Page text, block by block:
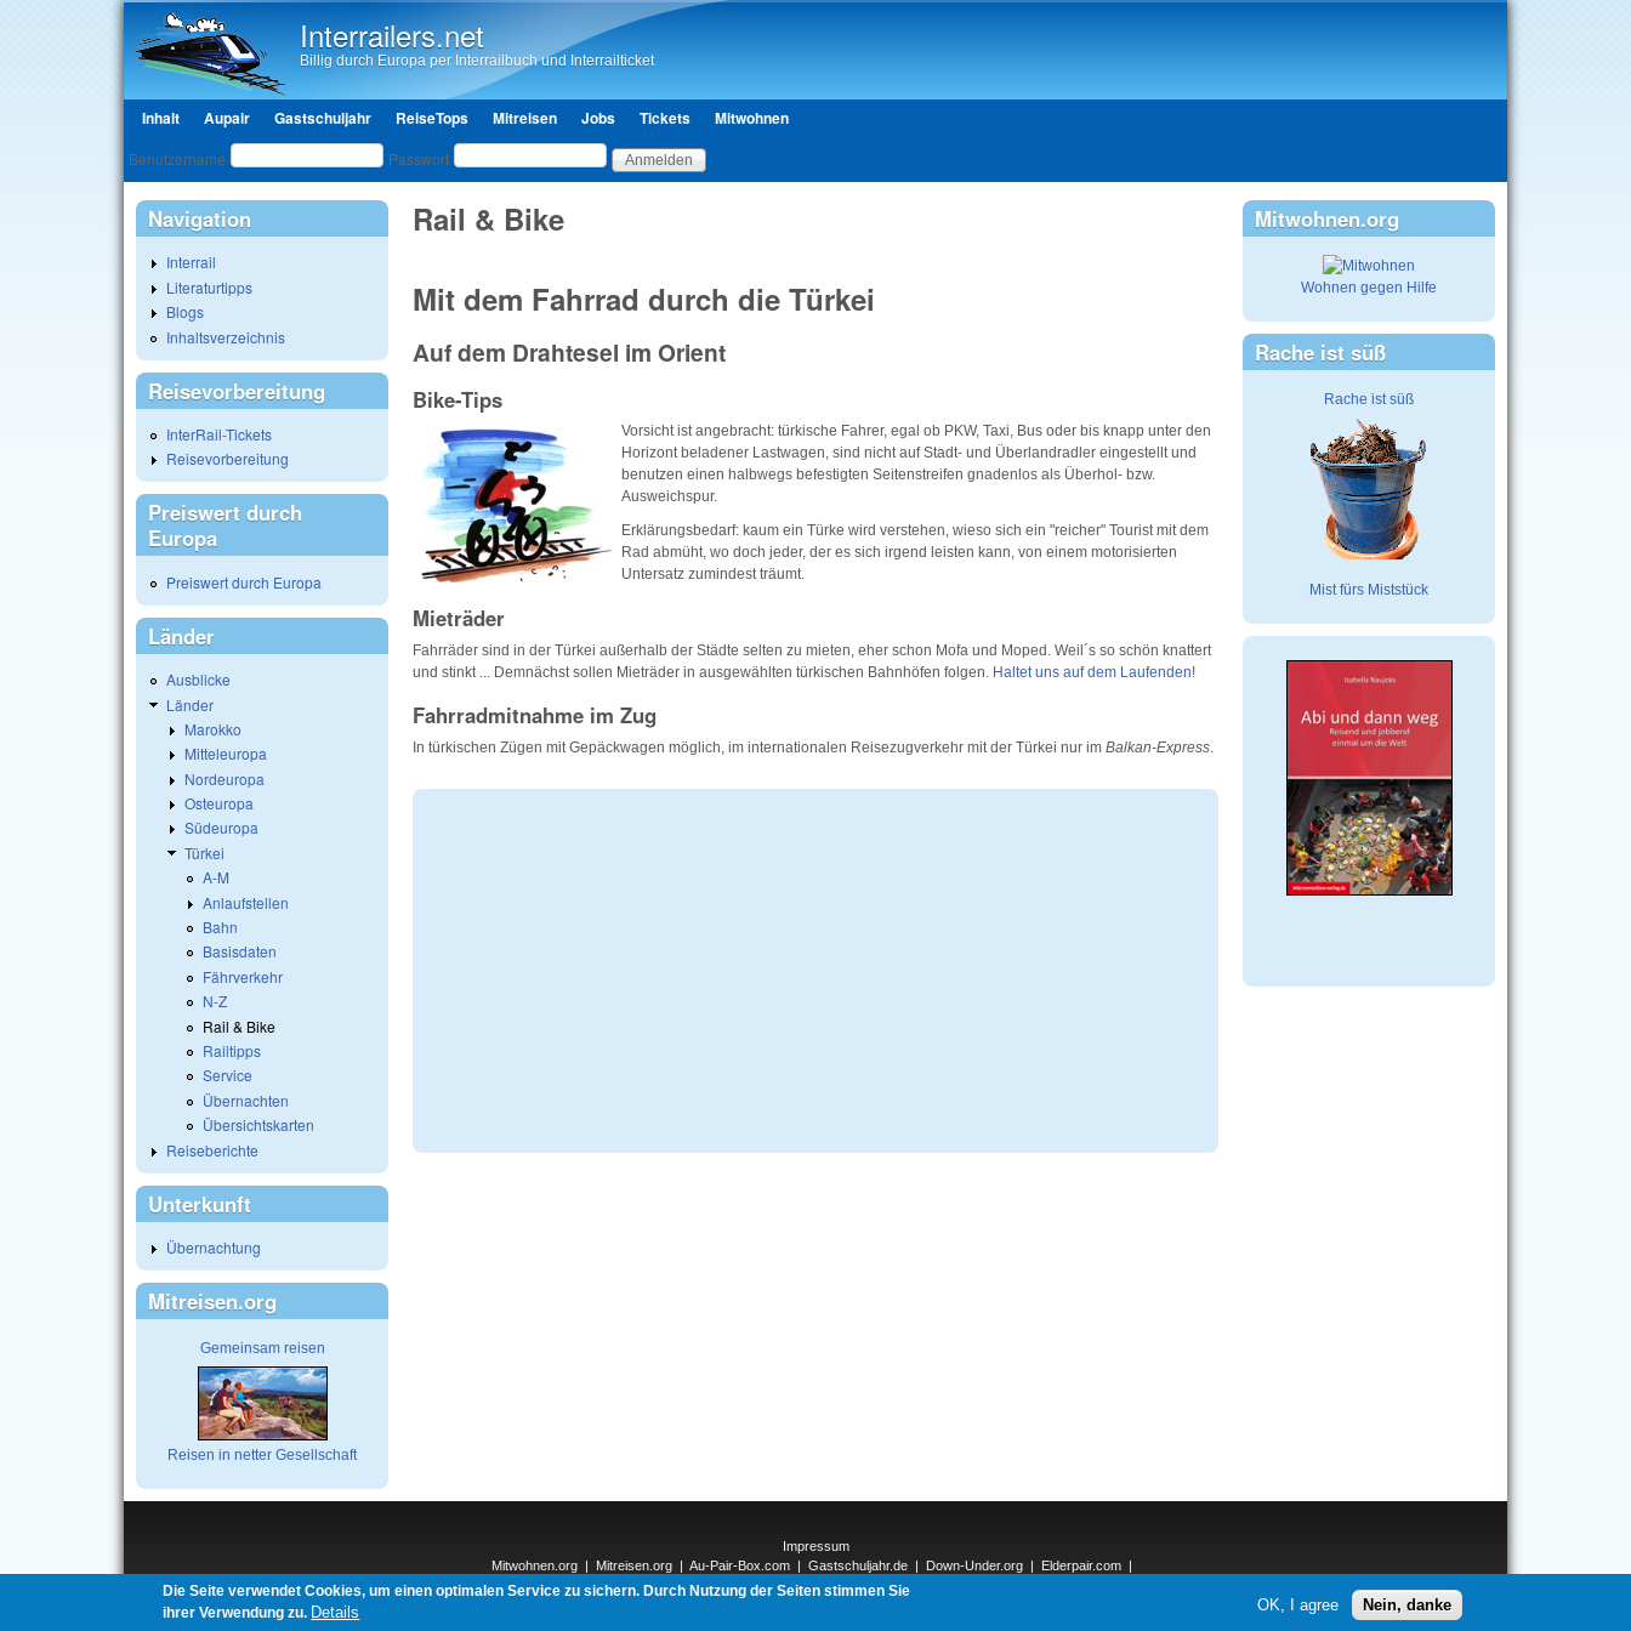
Interrailers.net
Billig durch Europa per Interrailbuch und Interrailticket
Hauptmenü
Inhalt Aupair Gastschuljahr ReiseTops Mitreisen Jobs Tickets Mitwohnen
Benutzeranmeldung
Benutzername Passwort
Rail & Bike
Mit dem Fahrrad durch die Türkei
Auf dem Drahtesel im Orient
Bike-Tips
Vorsicht ist angebracht: türkische Fahrer, egal ob PKW, Taxi, Bus oder bis knapp unter den
Horizont beladener Lastwagen, sind nicht auf Stadt- und Überlandradler eingestellt und
benutzen einen halbwegs befestigten Seitenstreifen gnadenlos als Überhol- bzw.
Ausweichspur.
Erklärungsbedarf: kaum ein Türke wird verstehen, wieso sich ein "reicher" Tourist mit dem
Rad abmüht, wo doch jeder, der es sich irgend leisten kann, von einem motorisierten
Untersatz zumindest träumt.
Mieträder
Fahrräder sind in der Türkei außerhalb der Städte selten zu mieten, eher schon Mofa und Moped. Weil´s so schön knattert
und stinkt ... Demnächst sollen Mieträder in ausgewählten türkischen Bahnhöfen folgen. Haltet uns auf dem Laufenden!
Fahrradmitnahme im Zug
In türkischen Zügen mit Gepäckwagen möglich, im internationalen Reisezugverkehr mit der Türkei nur im Balkan-Express.
Navigation
Interrail
Literaturtipps
Blogs
Inhaltsverzeichnis
Reisevorbereitung
InterRail-Tickets
Reisevorbereitung
Preiswert durch
Europa
Preiswert durch Europa
Länder
Ausblicke
Länder
Marokko
Mitteleuropa
Nordeuropa
Osteuropa
Südeuropa
Türkei
A-M
Anlaufstellen
Bahn
Basisdaten
Fährverkehr
N-Z
Rail & Bike
Railtipps
Service
Übernachten
Übersichtskarten
Reiseberichte
Unterkunft
Übernachtung
Mitreisen.org
Gemeinsam reisen
Reisen in netter Gesellschaft
Mitwohnen.org
Wohnen gegen Hilfe
Rache ist süß
Rache ist süß
Mist fürs Miststück
Impressum
Mitwohnen.org | Mitreisen.org | Au-Pair-Box.com | Gastschuljahr.de | Down-Under.org | Elderpair.com |
Interconnections-Verlag.de|Natur-und-Umwelt.org|ReiseTops.com
Die Seite verwendet Cookies, um einen optimalen Service zu sichern. Durch Nutzung der Seiten stimmen Sie
ihrer Verwendung zu. Details OK, I agree Nein, danke